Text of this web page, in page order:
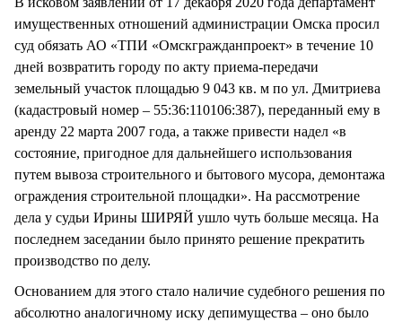
имущественных отношений администрации Омска просил
суд обязать АО «ТПИ «Омскгражданпроект» в течение 10
дней возвратить городу по акту приема-передачи
земельный участок площадью 9 043 кв. м по ул. Дмитриева
(кадастровый номер – 55:36:110106:387), переданный ему в
аренду 22 марта 2007 года, а также привести надел «в
состояние, пригодное для дальнейшего использования
путем вывоза строительного и бытового мусора, демонтажа
ограждения строительной площадки». На рассмотрение
дела у судьи Ирины ШИРЯЙ ушло чуть больше месяца. На
последнем заседании было принято решение прекратить
производство по делу.
Основанием для этого стало наличие судебного решения по
абсолютно аналогичному иску депимущества – оно было